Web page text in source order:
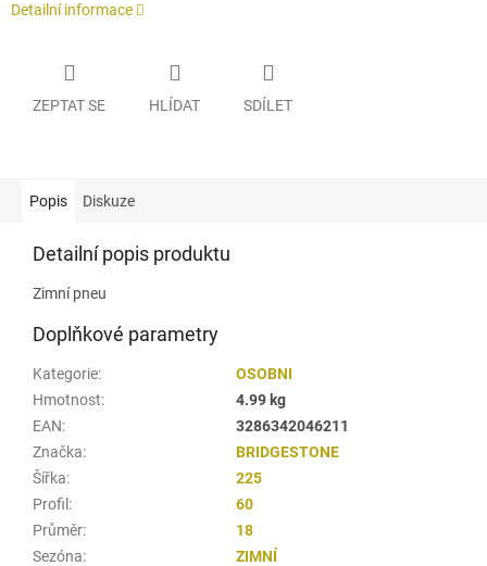
Detailní informace
ZEPTAT SE HLÍDAT SDÍLET
Popis Diskuze
Detailní popis produktu
Zimní pneu
Doplňkové parametry
Kategorie:
OSOBNI
Hmotnost:
4.99 kg
EAN:
3286342046211
Značka:
BRIDGESTONE
Šířka:
225
Profil :
60
Průměr:
18
Sezóna:
ZIMNÍ